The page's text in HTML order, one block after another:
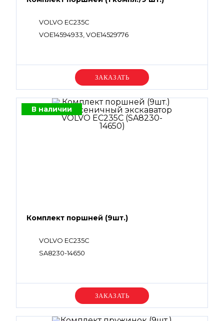
VOLVO EC235C
VOE14594933, VOE14529776
Уточняйте цену
В наличии
Комплект поршней (9шт.)
VOLVO EC235C
SA8230-14650
Уточняйте цену